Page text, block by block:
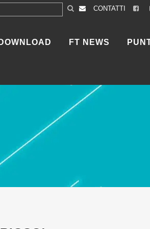
CONTATTI
DOWNLOAD FT NEWS